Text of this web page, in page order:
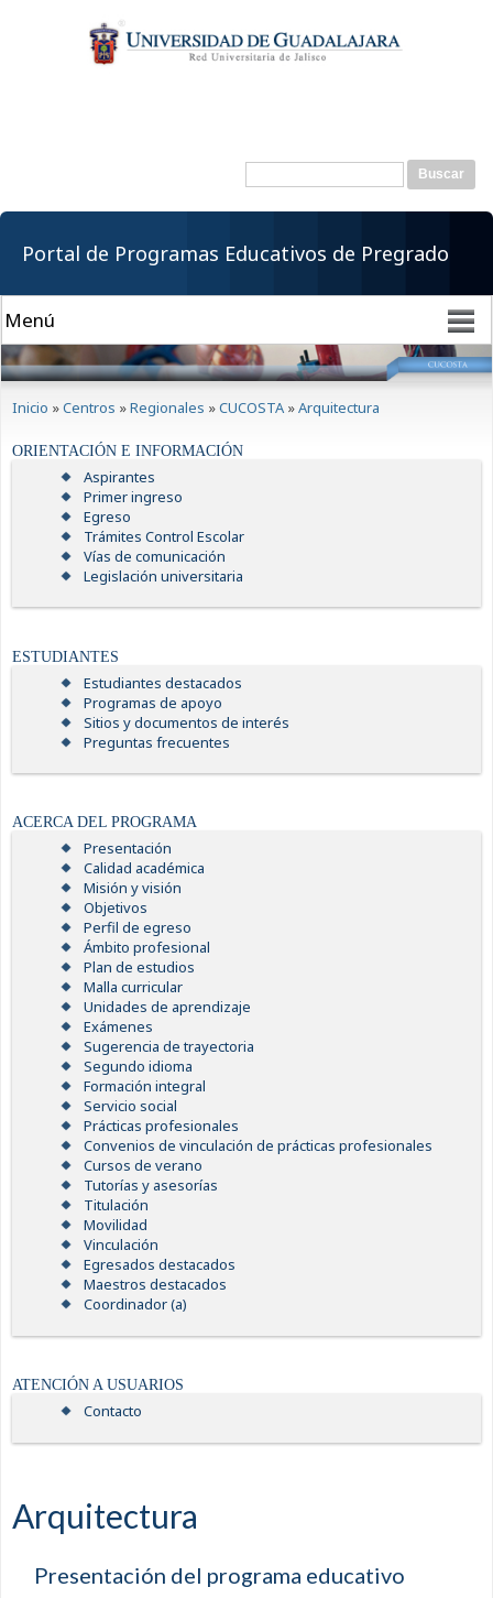
contenido
principal
Formulario de
Buscar
Portal de Programas Educativos de Pregrado
Inicio »Centros »Regionales »CUCOSTA »Arquitectura
ORIENTACIÓN E INFORMACIÓN
Aspirantes
Primer ingreso
Egreso
Trámites Control Escolar
Vías de comunicación
Legislación universitaria
ESTUDIANTES
Estudiantes destacados
Programas de apoyo
Sitios y documentos de interés
Preguntas frecuentes
ACERCA DEL PROGRAMA
Presentación
Calidad académica
Misión y visión
Objetivos
Perfil de egreso
Ámbito profesional
Plan de estudios
Malla curricular
Unidades de aprendizaje
Exámenes
Sugerencia de trayectoria
Segundo idioma
Formación integral
Servicio social
Prácticas profesionales
Convenios de vinculación de prácticas profesionales
Cursos de verano
Tutorías y asesorías
Titulación
Movilidad
Vinculación
Egresados destacados
Maestros destacados
Coordinador (a)
ATENCIÓN A USUARIOS
Contacto
Arquitectura
Presentación del programa educativo